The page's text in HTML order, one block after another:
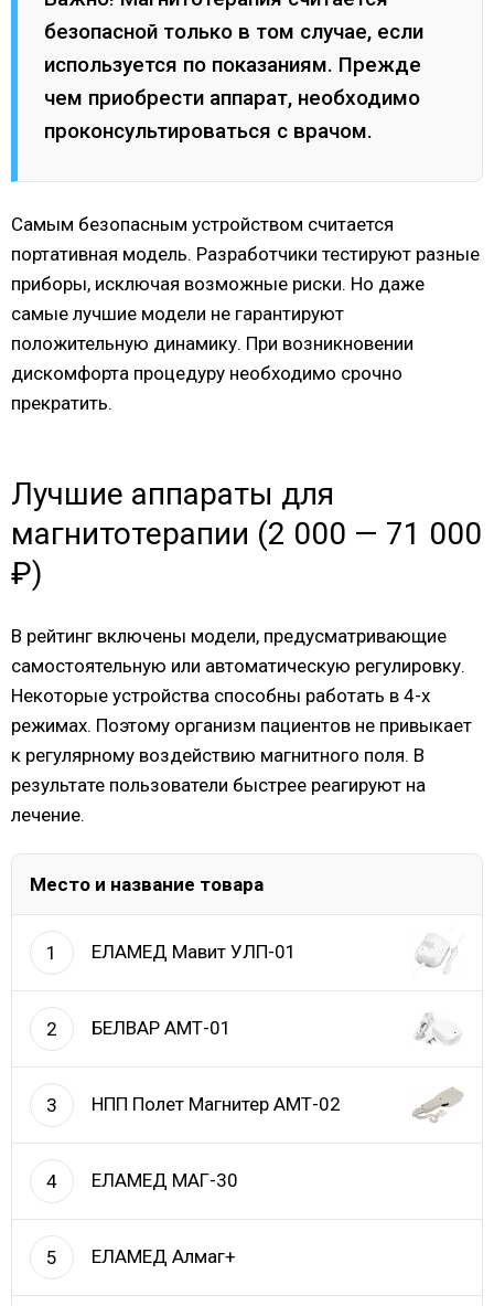
безопасной только в том случае, если
используется по показаниям. Прежде
чем приобрести аппарат, необходимо
проконсультироваться с врачом.
Самым безопасным устройством считается
портативная модель. Разработчики тестируют разные
приборы, исключая возможные риски. Но даже
самые лучшие модели не гарантируют
положительную динамику. При возникновении
дискомфорта процедуру необходимо срочно
прекратить.
Лучшие аппараты для
магнитотерапии (2 000 — 71 000
₽)
В рейтинг включены модели, предусматривающие
самостоятельную или автоматическую регулировку.
Некоторые устройства способны работать в 4-х
режимах. Поэтому организм пациентов не привыкает
к регулярному воздействию магнитного поля. В
результате пользователи быстрее реагируют на
лечение.
Место и название товара
1 ЕЛАМЕД Мавит УЛП-01
2 БЕЛВАР АМТ-01
3 НПП Полет Магнитер АМТ-02
4 ЕЛАМЕД МАГ-30
5 ЕЛАМЕД Алмаг+